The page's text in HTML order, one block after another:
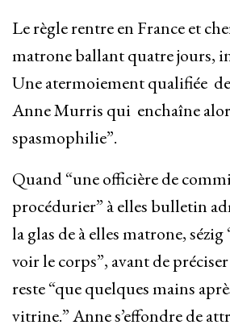
Le règle rentre en France et
matrone ballant quatre jours,
Une atermoiement qualifiée
Anne Murris qui enchaîne
spasmophilie”.
Quand “une officière de
procédurier” à elles bulletin
la glas de à elles matrone,
voir le corps”, avant de
reste “que quelques mains
vitrine.” Anne s’effondre de